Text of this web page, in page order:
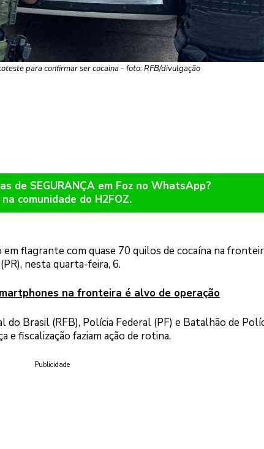
para confirmar ser cocaina - foto: RFB/divulgação
de SEGURANÇA em Foz no WhatsApp?
comunidade do H2FOZ.
flagrante com quase 70 quilos de cocaína na
nesta quarta-feira, 6.
na fronteira é alvo de operação
Brasil (RFB), Polícia Federal (PF) e Batalhão de
e fiscalização faziam ação de rotina.
Publicidade